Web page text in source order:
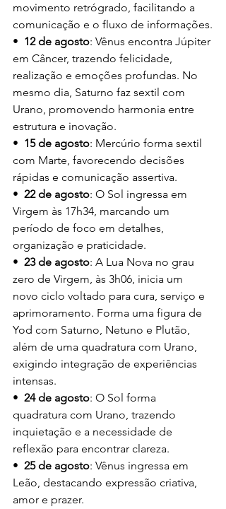
movimento retrógrado, facilitando a
comunicação e o fluxo de informações.
• 12 de agosto: Vênus encontra Júpiter
em Câncer, trazendo felicidade,
realização e emoções profundas. No
mesmo dia, Saturno faz sextil com
Urano, promovendo harmonia entre
estrutura e inovação.
• 15 de agosto: Mercúrio forma sextil
com Marte, favorecendo decisões
rápidas e comunicação assertiva.
• 22 de agosto: O Sol ingressa em
Virgem às 17h34, marcando um
período de foco em detalhes,
organização e praticidade.
• 23 de agosto: A Lua Nova no grau
zero de Virgem, às 3h06, inicia um
novo ciclo voltado para cura, serviço e
aprimoramento. Forma uma figura de
Yod com Saturno, Netuno e Plutão,
além de uma quadratura com Urano,
exigindo integração de experiências
intensas.
• 24 de agosto: O Sol forma
quadratura com Urano, trazendo
inquietação e a necessidade de
reflexão para encontrar clareza.
• 25 de agosto: Vênus ingressa em
Leão, destacando expressão criativa,
amor e prazer.